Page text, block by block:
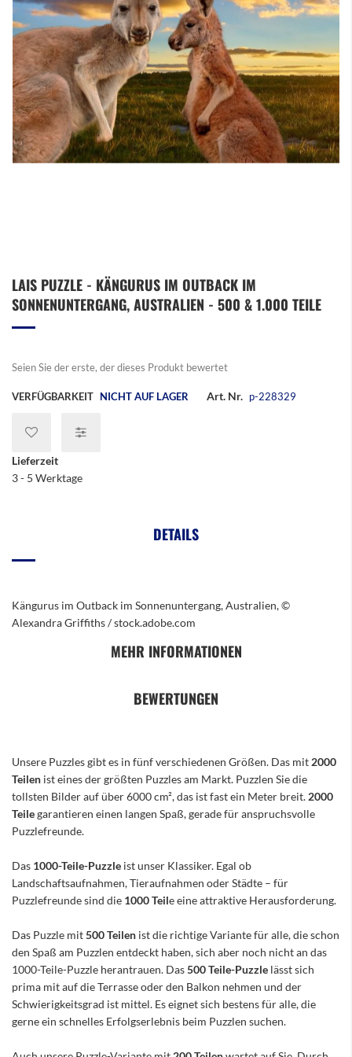
Anfang
der
LAIS PUZZLE - KÄNGURUS IM OUTBACK IM
SONNENUNTERGANG, AUSTRALIEN - 500 & 1.000 TEILE
Seien Sie der erste, der dieses Produkt bewertet
VERFÜGBARKEIT NICHT AUF LAGER Art. Nr. p-228329
Lieferzeit
3 - 5 Werktage
DETAILS
Kängurus im Outback im Sonnenuntergang, Australien, ©
Alexandra Griffiths / stock.adobe.com
MEHR INFORMATIONEN
BEWERTUNGEN
Unsere Puzzles gibt es in fünf verschiedenen Größen. Das mit 2000
Teilen ist eines der größten Puzzles am Markt. Puzzlen Sie die
tollsten Bilder auf über 6000 cm², das ist fast ein Meter breit. 2000
Teilegarantieren einen langen Spaß, gerade für anspruchsvolle
Puzzlefreunde.
Das 1000-Teile-Puzzle ist unser Klassiker. Egal ob
Landschaftsaufnahmen, Tieraufnahmen oder Städte – für
Puzzlefreunde sind die 1000 Teile eine attraktive Herausforderung.
Das Puzzle mit500 Teilen ist die richtige Variante für alle, die schon
den Spaß am Puzzlen entdeckt haben, sich aber noch nicht an das
1000-Teile-Puzzle herantrauen. Das500 Teile-Puzzle lässt sich
prima mit auf die Terrasse oder den Balkon nehmen und der
Schwierigkeitsgrad ist mittel. Es eignet sich bestens für alle, die
gerne ein schnelles Erfolgserlebnis beim Puzzlen suchen.